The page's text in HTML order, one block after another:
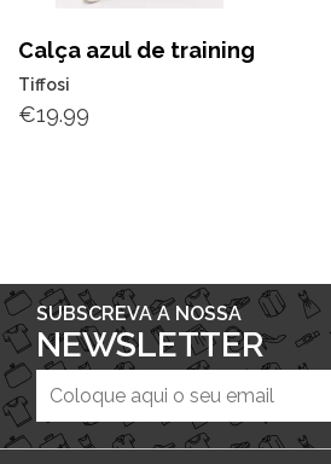
Calça azul de training
Tiffosi
€19.99
SUBSCREVA A NOSSA
NEWSLETTER